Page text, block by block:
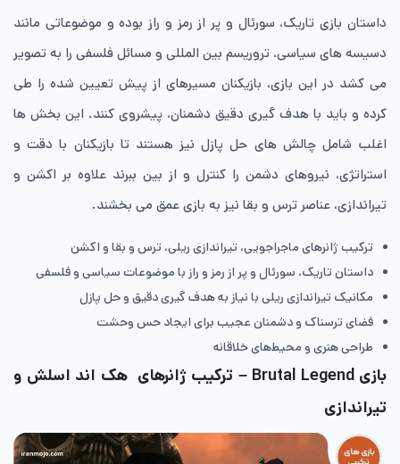
داستان بازی تاریک، سورئال و پر از رمز و راز بوده و موضوعاتی مانند
دسیسه های سیاسی، تروریسم بین المللی و مسائل فلسفی را به تصویر
می کشد در این بازی، بازیکنان مسیرهای از پیش تعیین شده را طی
کرده و باید با هدف گیری دقیق دشمنان، پیشروی کنند. این بخش ها
اغلب شامل چالش های حل پازل نیز هستند تا بازیکنان با دقت و
استراتژی، نیروهای دشمن را کنترل و از بین ببرند علاوه بر اکشن و
تیراندازی، عناصر ترس و بقا نیز به بازی عمق می بخشند.
ترکیب ژانرهای ماجراجویی، تیراندازی ریلی، ترس و بقا و اکشن
داستان تاریک، سورئال و پر از رمز و راز با موضوعات سیاسی و فلسفی
مکانیک تیراندازی ریلی با نیاز به هدف گیری دقیق و حل پازل
فضای ترسناک و دشمنان عجیب برای ایجاد حس وحشت
طراحی هنری و محیط‌های خلاقانه
بازی Brutal Legend – ترکیب ژانرهای هک اند اسلش و
تیراندازی